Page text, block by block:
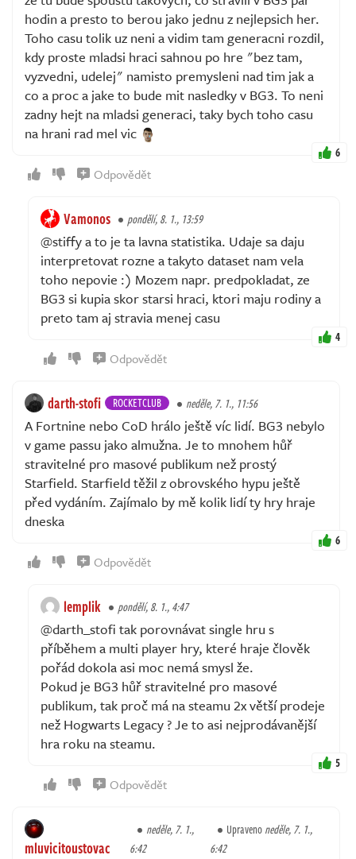
hodin a presto to berou jako jednu z nejlepsich her.
Toho casu tolik uz neni a vidim tam generacni rozdil,
kdy proste mladsi hraci sahnou po hre "bez tam,
vyzvedni, udelej" namisto premysleni nad tim jak a
co a proc a jake to bude mit nasledky v BG3. To neni
zadny hejt na mladsi generaci, taky bych toho casu
na hrani rad mel vic
6
Odpovědět
Vamonos pondělí, 8. 1., 13:59
@stiffy a to je ta lavna statistika. Udaje sa daju
interpretovat rozne a takyto dataset nam vela
toho nepovie :) Mozem napr. predpokladat, ze
BG3 si kupia skor starsi hraci, ktori maju rodiny a
preto tam aj stravia menej casu
4
Odpovědět
darth-stofi ROCKETCLUB neděle, 7. 1., 11:56
A Fortnine nebo CoD hrálo ještě víc lidí. BG3 nebylo
v game passu jako almužna. Je to mnohem hůř
stravitelné pro masové publikum než prostý
Starfield. Starfield těžil z obrovského hypu ještě
před vydáním. Zajímalo by mě kolik lidí ty hry hraje
dneska
6
Odpovědět
lemplik pondělí, 8. 1., 4:47
@darth_stofi tak porovnávat single hru s
příběhem a multi player hry, které hraje člověk
pořád dokola asi moc nemá smysl že.
Pokud je BG3 hůř stravitelné pro masové
publikum, tak proč má na steamu 2x větší prodeje
než Hogwarts Legacy ? Je to asi nejprodávanější
hra roku na steamu.
5
Odpovědět
mluvicitoustovac
neděle, 7. 1.,
6:42
Upravenoneděle, 7. 1.,
6:42